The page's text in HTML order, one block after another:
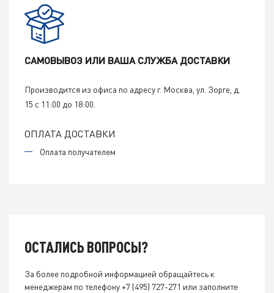
САМОВЫВОЗ ИЛИ ВАША СЛУЖБА ДОСТАВКИ
Производится из офиса по адресу г. Москва, ул. Зорге, д.
15 с 11:00 до 18:00.
ОПЛАТА ДОСТАВКИ
Оплата получателем
ОСТАЛИСЬ ВОПРОСЫ?
За более подробной информацией обращайтесь к
менеджерам по телефону+7 (495) 727-271 или заполните